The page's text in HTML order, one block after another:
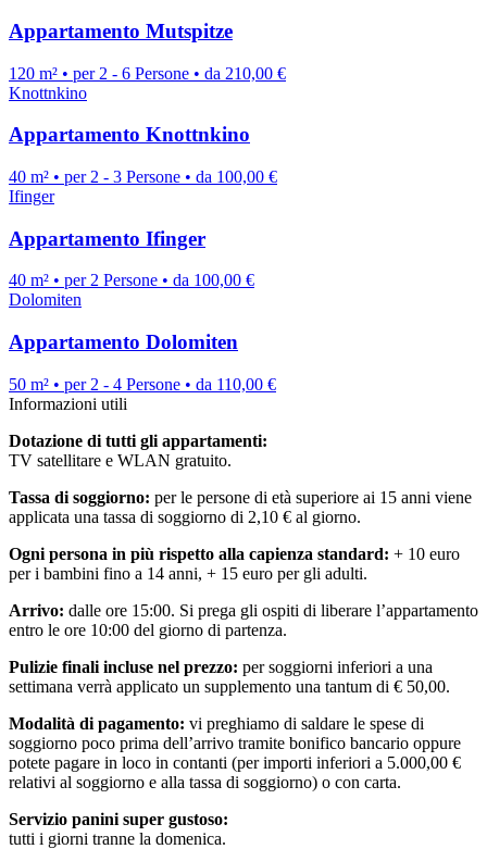
Appartamento Mutspitze
120 m² • per 2 - 6 Persone • da 210,00 €
Knottnkino
Appartamento Knottnkino
40 m² • per 2 - 3 Persone • da 100,00 €
Ifinger
Appartamento Ifinger
40 m² • per 2 Persone • da 100,00 €
Dolomiten
Appartamento Dolomiten
50 m² • per 2 - 4 Persone • da 110,00 €
Informazioni utili
Dotazione di tutti gli appartamenti:
TV satellitare e WLAN gratuito.
Tassa di soggiorno: per le persone di età superiore ai 15 anni viene
applicata una tassa di soggiorno di 2,10 € al giorno.
Ogni persona in più rispetto alla capienza standard: + 10 euro
per i bambini fino a 14 anni, + 15 euro per gli adulti.
Arrivo: dalle ore 15:00. Si prega gli ospiti di liberare l’appartamento
entro le ore 10:00 del giorno di partenza.
Pulizie finali incluse nel prezzo: per soggiorni inferiori a una
settimana verrà applicato un supplemento una tantum di € 50,00.
Modalità di pagamento: vi preghiamo di saldare le spese di
soggiorno poco prima dell’arrivo tramite bonifico bancario oppure
potete pagare in loco in contanti (per importi inferiori a 5.000,00 €
relativi al soggiorno e alla tassa di soggiorno) o con carta.
Servizio panini super gustoso:
tutti i giorni tranne la domenica.